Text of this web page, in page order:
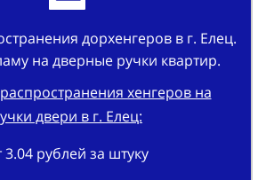
дорхенгеров в г. Елец.
на дверные ручки квартир.
хенгеров на
двери в г. Елец:
3.04 рублей за штуку